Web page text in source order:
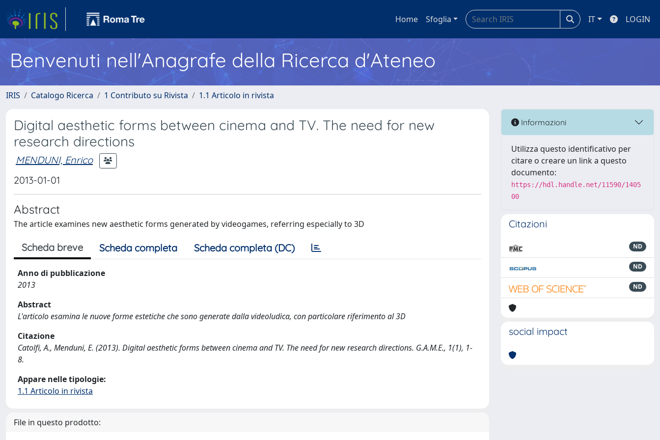
Home Sfoglia IT LOGIN
Benvenuti nell'Anagrafe della Ricerca d'Ateneo
IRIS Catalogo Ricerca 1 Contributo su Rivista 1.1 Articolo in rivista
Digital aesthetic forms between cinema and TV. The need for new
research directions
MENDUNI, Enrico
2013-01-01
Abstract
The article examines new aesthetic forms generated by videogames, referring especially to 3D
Scheda breve Scheda completa Scheda completa (DC)
Anno di pubblicazione
2013
Abstract
L'articolo esamina le nuove forme estetiche che sono generate dalla videoludica, con particolare riferimento al 3D
Citazione
Catolfi, A., Menduni, E. (2013). Digital aesthetic forms between cinema and TV. The need for new research directions. G.A.M.E., 1(1), 1-
8.
Appare nelle tipologie:
1.1 Articolo in rivista
File in questo prodotto:
Informazioni
Utilizza questo identificativo per
citare o creare un link a questo
documento:
https://hdl.handle.net/11590/1405
00
Citazioni
ND
ND
ND
social impact